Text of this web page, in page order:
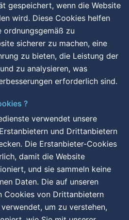
gespeichert, wenn die Website
wird. Diese Cookies helfen
ordnungsgemäß zu
sicherer zu machen, eine
zu bieten, die Leistung der
zu analysieren, was
erforderlich sind.
?
verwendet unsere
und Drittanbietern
Die Erstanbieter-Cookies
damit die Website
und sie sammeln keine
Daten. Die auf unseren
Cookies von Drittanbietern
um zu verstehen,